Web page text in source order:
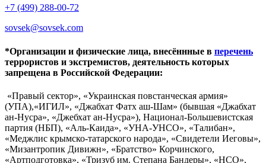
+7 (499) 288-00-72
sovsek@sovsek.com
*Организации и физические лица, внесённные в перечень
террористов и экстремистов, деятельность которых
запрещена в Российской Федерации:
«Правый сектор», «Украинская повстанческая армия»
(УПА),«ИГИЛ», «Джабхат Фатх аш-Шам» (бывшая «Джабхат
ан-Нусра», «Джебхат ан-Нусра»), Национал-Большевистская
партия (НБП), «Аль-Каида», «УНА-УНСО», «Талибан»,
«Меджлис крымско-татарского народа», «Свидетели Иеговы»,
«Мизантропик Дивижн», «Братство» Корчинского,
«Артподготовка», «Тризуб им. Степана Бандеры», «НСО»,